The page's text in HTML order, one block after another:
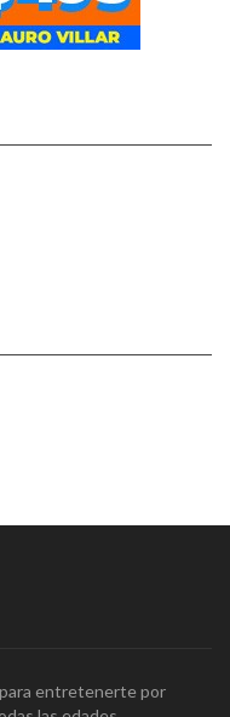
entretenerte por